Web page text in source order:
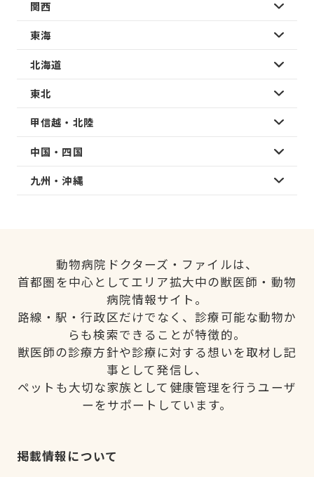
関西
東海
北海道
東北
甲信越・北陸
中国・四国
九州・沖縄
動物病院ドクターズ・ファイルは、
首都圏を中心としてエリア拡大中の獣医師・動物
病院情報サイト。
路線・駅・行政区だけでなく、診療可能な動物か
らも検索できることが特徴的。
獣医師の診療方針や診療に対する想いを取材し記
事として発信し、
ペットも大切な家族として健康管理を行うユーザ
ーをサポートしています。
掲載情報について